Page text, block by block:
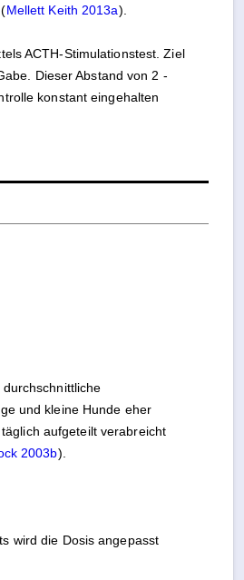
Mellett Keith 2013a).
ACTH-Stimulationstest. Ziel
Dieser Abstand von 2 -
konstant eingehalten
und kleine Hunde eher
aufgeteilt verabreicht
2003b).
wird die Dosis angepasst